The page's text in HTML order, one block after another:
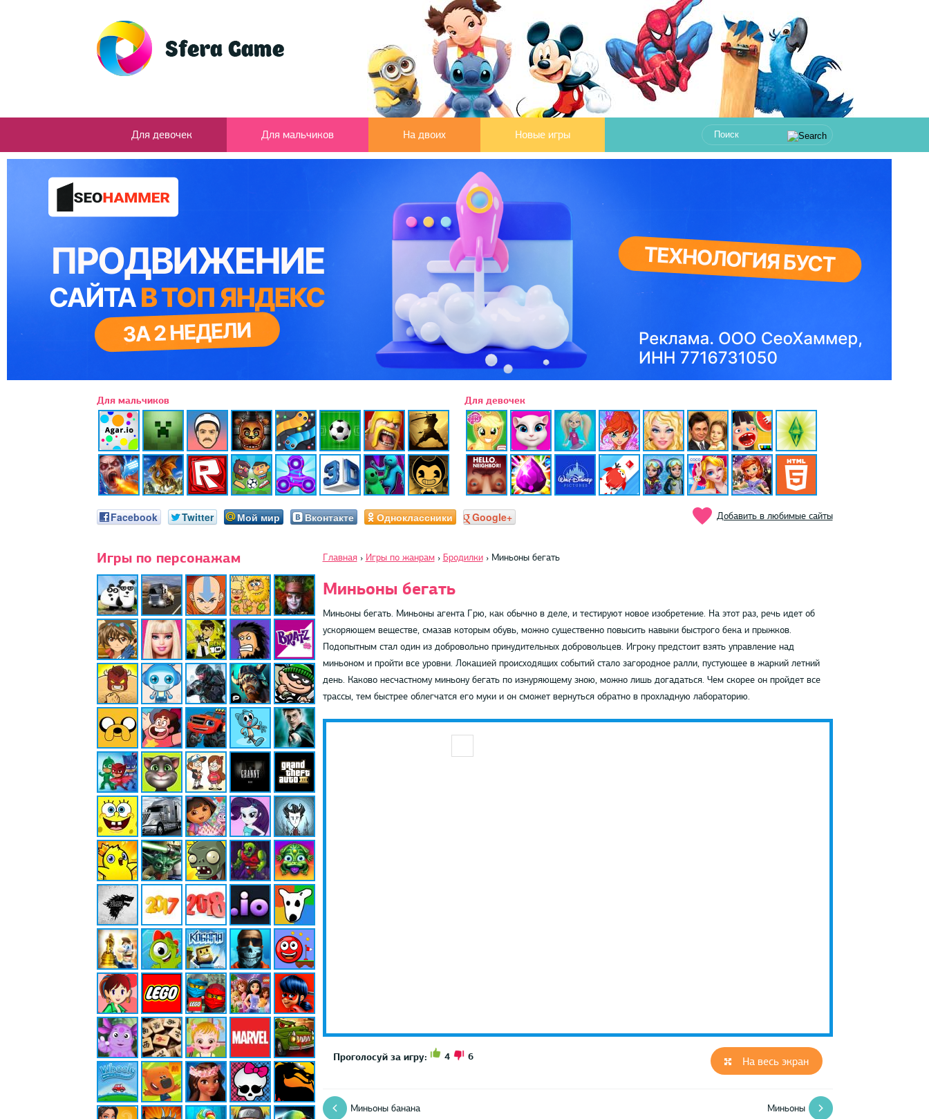
Для девочек Для мальчиков На двоих Новые игры
Для мальчиков Для девочек
Facebook Twitter Мой мир Вконтакте Одноклассники Google+ Добавить в любимые сайты
Игры по персонажам Главная › Игры по жанрам › Бродилки › Миньоны бегать
Миньоны бегать
Миньоны бегать. Миньоны агента Грю, как обычно в деле, и тестируют новое изобретение. На этот раз, речь идет об
ускоряющем веществе, смазав которым обувь, можно существенно повысить навыки быстрого бека и прыжков.
Подопытным стал один из добровольно принудительных добровольцев. Игроку предстоит взять управление над
миньоном и пройти все уровни. Локацией происходящих событий стало загородное ралли, пустующее в жаркий летний
день. Каково несчастному миньону бегать по изнуряющему зною, можно лишь догадаться. Чем скорее он пройдет все
трассы, тем быстрее облегчатся его муки и он сможет вернуться обратно в прохладную лабораторию.
На весь экран
Проголосуй за игру: 4 6
Миньоны банана Миньоны